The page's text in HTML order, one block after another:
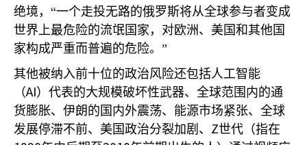
绝境，“一个走投无路的俄罗斯将从全球参与者变成
世界上最危险的流氓国家，对欧洲、美国和其他国
家构成严重而普遍的危险。”
其他被纳入前十位的政治风险还包括人工智能
（AI）代表的大规模破坏性武器、全球范围内的通
货膨胀、伊朗的国内外震荡、能源市场紧张、全球
发展停滞不前、美国政治分裂加剧、 Z世代（指在